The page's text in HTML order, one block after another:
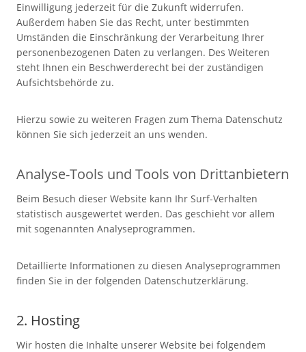
Einwilligung jederzeit für die Zukunft widerrufen.
Außerdem haben Sie das Recht, unter bestimmten
Umständen die Einschränkung der Verarbeitung Ihrer
personenbezogenen Daten zu verlangen. Des Weiteren
steht Ihnen ein Beschwerderecht bei der zuständigen
Aufsichtsbehörde zu.
Hierzu sowie zu weiteren Fragen zum Thema Datenschutz
können Sie sich jederzeit an uns wenden.
Analyse-Tools und Tools von Dritt­anbietern
Beim Besuch dieser Website kann Ihr Surf-Verhalten
statistisch ausgewertet werden. Das geschieht vor allem
mit sogenannten Analyseprogrammen.
Detaillierte Informationen zu diesen Analyseprogrammen
finden Sie in der folgenden Datenschutzerklärung.
2. Hosting
Wir hosten die Inhalte unserer Website bei folgendem